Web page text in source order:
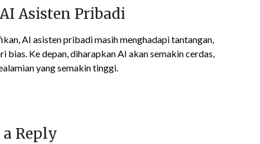
Asisten Pribadi
AI asisten pribadi masih menghadapi tantangan,
bias. Ke depan, diharapkan AI akan semakin cerdas,
yang semakin tinggi.
a Reply